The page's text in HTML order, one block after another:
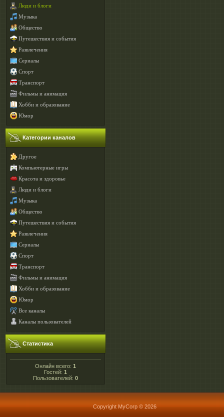
Люди и блоги
Музыка
Общество
Путешествия и события
Развлечения
Сериалы
Спорт
Транспорт
Фильмы и анимация
Хобби и образование
Юмор
Категории каналов
Другое
Компьютерные игры
Красота и здоровье
Люди и блоги
Музыка
Общество
Путешествия и события
Развлечения
Сериалы
Спорт
Транспорт
Фильмы и анимация
Хобби и образование
Юмор
Все каналы
Каналы пользователей
Статистика
Онлайн всего: 1
Гостей: 1
Пользователей: 0
Copyright MyCorp © 2026